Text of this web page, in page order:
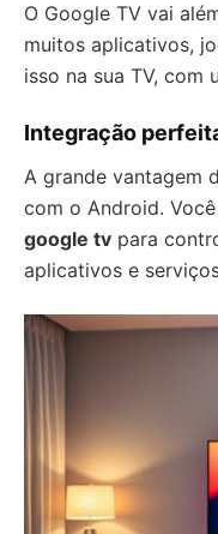
O Google TV vai
muitos aplicativos,
isso na sua TV, com
Integração
A grande vantagem
com o Android.
google tv para
aplicativos e